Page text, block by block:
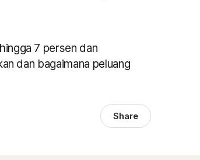
7 persen dan
dan bagaimana peluang
Share